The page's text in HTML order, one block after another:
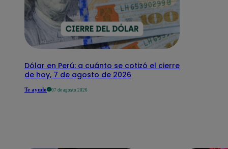
Dólar en Perú: a cuánto se cotizó el cierre
de hoy, 7 de agosto de 2026
Te ayudo 07 de agosto 2026